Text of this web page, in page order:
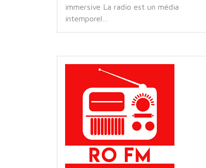
immersive La radio est un média
intemporel…